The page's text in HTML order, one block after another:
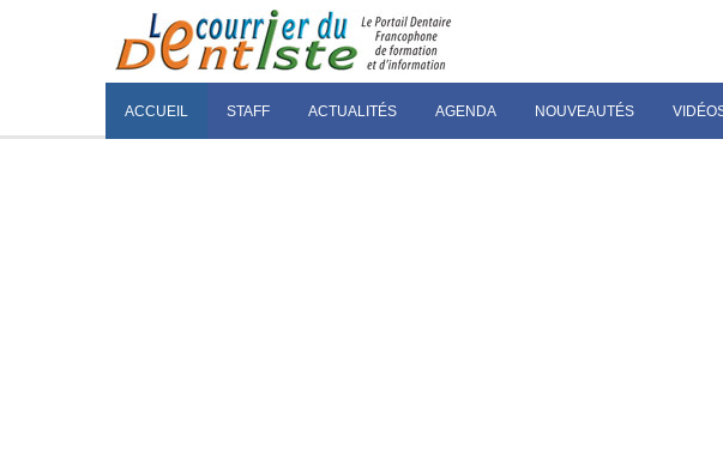
ACCUEIL STAFF ACTUALITÉS AGENDA NOUVEAUTÉS